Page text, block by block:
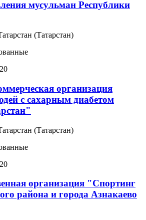
мусульман Республики
(Татарстан)
организация
с сахарным диабетом
(Татарстан)
организация "Спортинг
района и города Азнакаево